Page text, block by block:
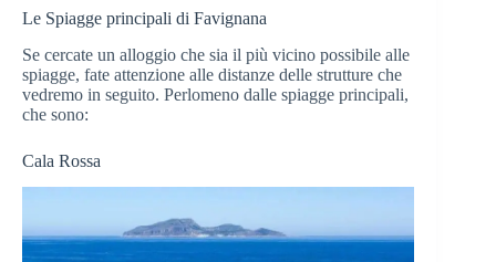
Le Spiagge principali di Favignana
Se cercate un alloggio che sia il più vicino possibile alle
spiagge, fate attenzione alle distanze delle strutture che
vedremo in seguito. Perlomeno dalle spiagge principali,
che sono:
Cala Rossa